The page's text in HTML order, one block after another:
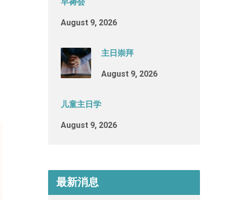
August 9, 2026
主日崇拜
August 9, 2026
儿童主日学
August 9, 2026
最新消息